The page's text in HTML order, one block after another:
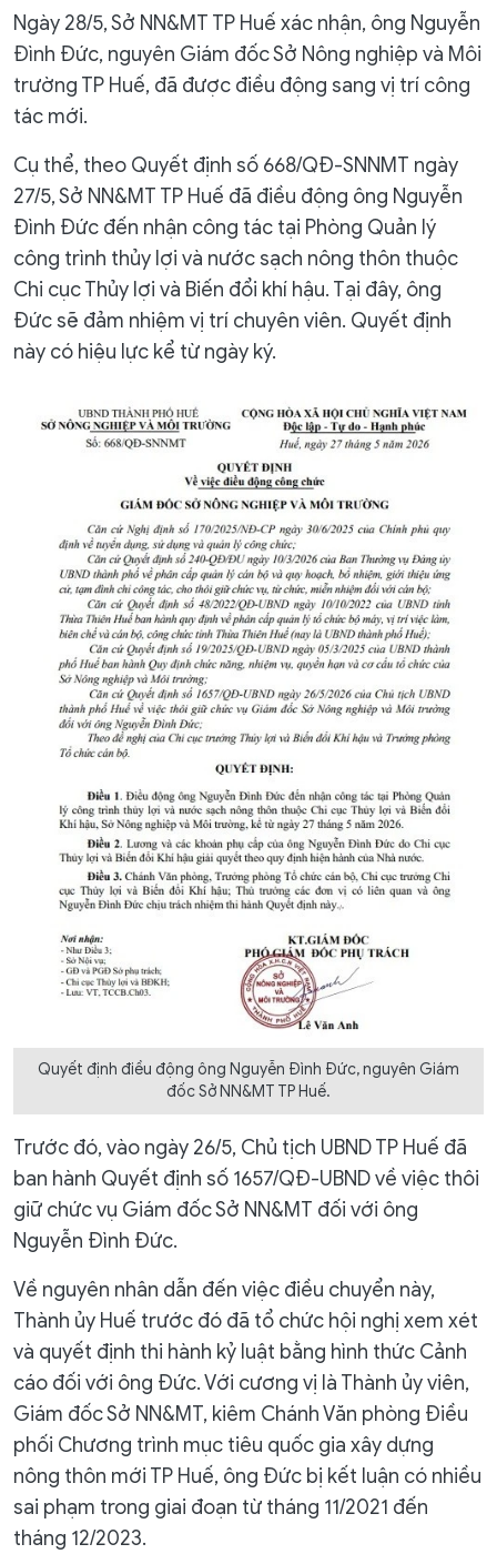
Ngày 28/5, Sở NN&MT TP Huế xác nhận, ông Nguyễn
Đình Đức, nguyên Giám đốc Sở Nông nghiệp và Môi
trường TP Huế, đã được điều động sang vị trí công
tác mới.
Cụ thể, theo Quyết định số 668/QĐ-SNNMT ngày
27/5, Sở NN&MT TP Huế đã điều động ông Nguyễn
Đình Đức đến nhận công tác tại Phòng Quản lý
công trình thủy lợi và nước sạch nông thôn thuộc
Chi cục Thủy lợi và Biến đổi khí hậu. Tại đây, ông
Đức sẽ đảm nhiệm vị trí chuyên viên. Quyết định
này có hiệu lực kể từ ngày ký.
Quyết định điều động ông Nguyễn Đình Đức, nguyên Giám
đốc Sở NN&MT TP Huế.
Trước đó, vào ngày 26/5, Chủ tịch UBND TP Huế đã
ban hành Quyết định số 1657/QĐ-UBND về việc thôi
giữ chức vụ Giám đốc Sở NN&MT đối với ông
Nguyễn Đình Đức.
Về nguyên nhân dẫn đến việc điều chuyển này,
Thành ủy Huế trước đó đã tổ chức hội nghị xem xét
và quyết định thi hành kỷ luật bằng hình thức Cảnh
cáo đối với ông Đức. Với cương vị là Thành ủy viên,
Giám đốc Sở NN&MT, kiêm Chánh Văn phòng Điều
phối Chương trình mục tiêu quốc gia xây dựng
nông thôn mới TP Huế, ông Đức bị kết luận có nhiều
sai phạm trong giai đoạn từ tháng 11/2021 đến
tháng 12/2023.